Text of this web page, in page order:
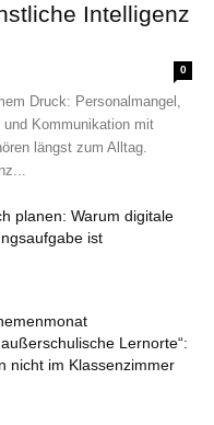
Intelligenz
0
Druck: Personalmangel,
Kommunikation mit
längst zum Alltag.
planen: Warum digitale
ist
außerschulische Lernorte“:
nicht im Klassenzimmer